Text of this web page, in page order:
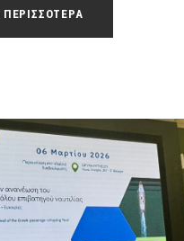
ΠΕΡΙΣΣΟΤΕΡΑ